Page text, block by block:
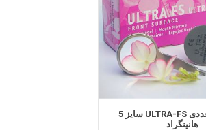
سر آینه 6 عددی ULTRA-FS سایز 5
هانینگراد